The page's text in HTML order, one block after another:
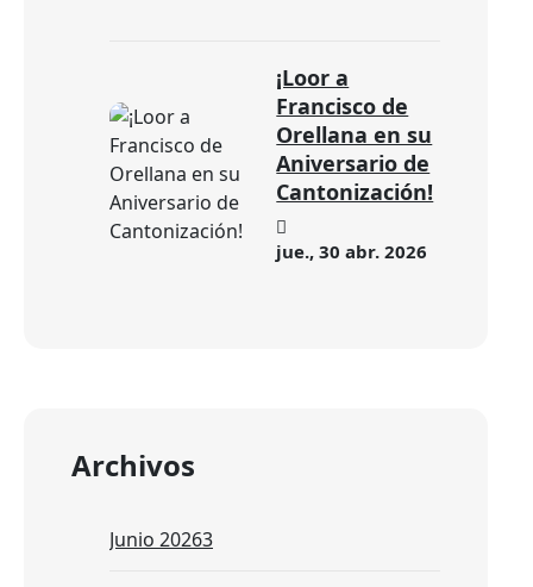
¡Loor a
Francisco de
Orellana en su
Aniversario de
Cantonización!
jue., 30 abr. 2026
Archivos
Junio 20263